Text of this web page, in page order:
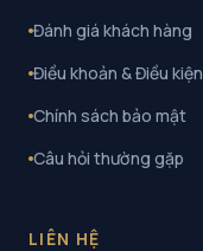
Đánh giá khách hàng
Điều khoản & Điều kiện
Chính sách bảo mật
Câu hỏi thường gặp
LIÊN HỆ